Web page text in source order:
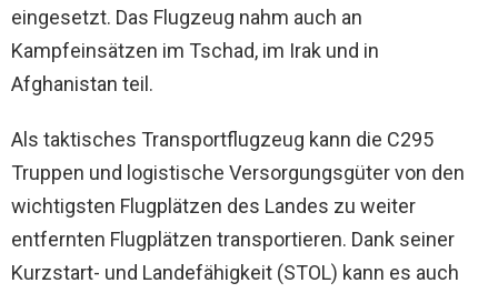
eingesetzt. Das Flugzeug nahm auch an
Kampfeinsätzen im Tschad, im Irak und in
Afghanistan teil.
Als taktisches Transportflugzeug kann die C295
Truppen und logistische Versorgungsgüter von den
wichtigsten Flugplätzen des Landes zu weiter
entfernten Flugplätzen transportieren. Dank seiner
Kurzstart- und Landefähigkeit (STOL) kann es auch